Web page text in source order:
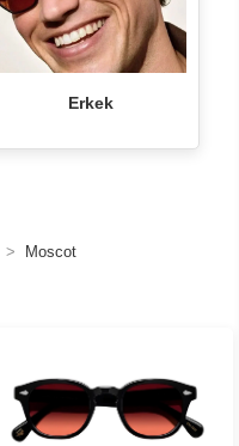
Erkek
Moscot